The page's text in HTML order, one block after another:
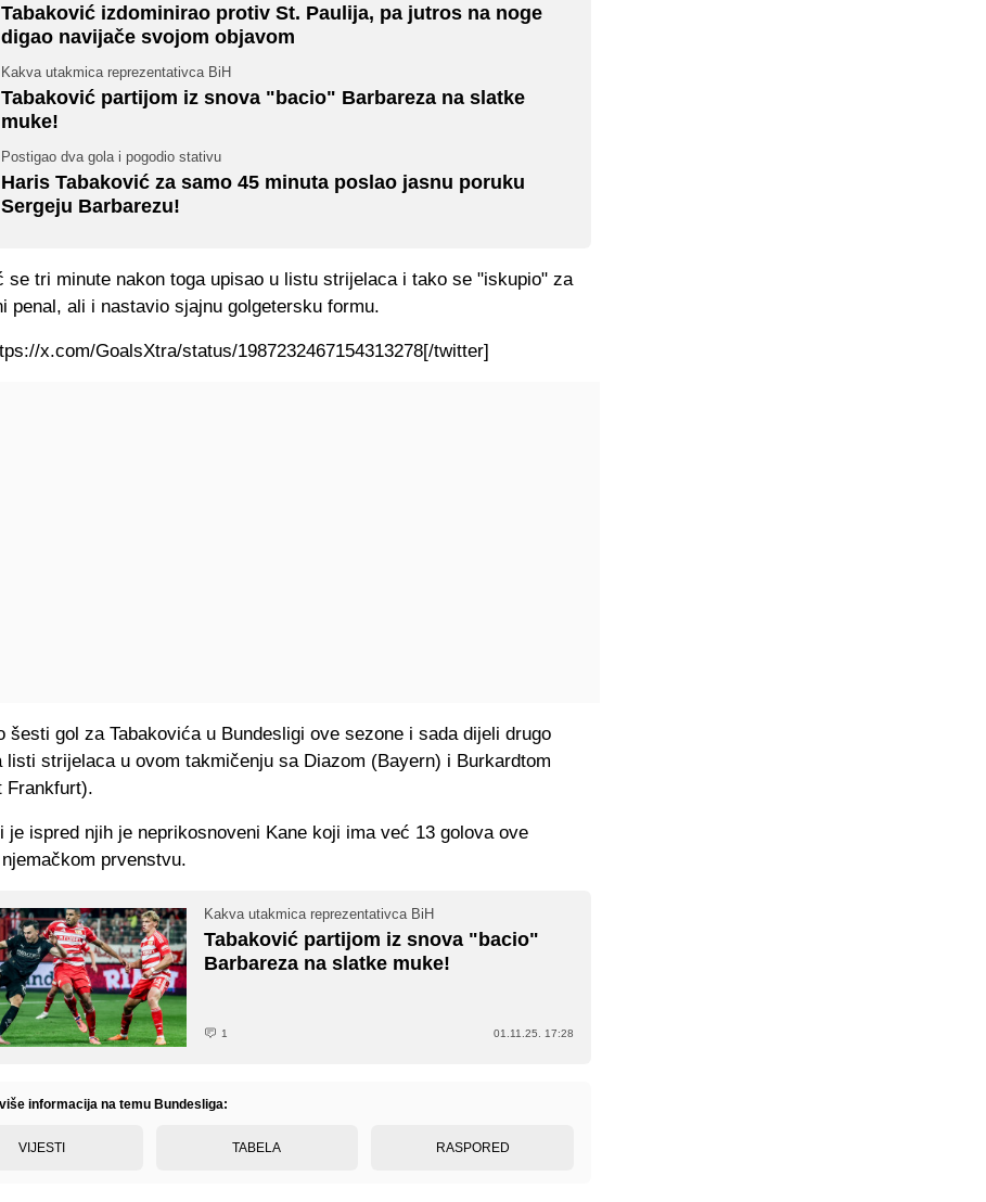
Tabaković izdominirao protiv St. Paulija, pa jutros na noge
digao navijače svojom objavom
Kakva utakmica reprezentativca BiH
Tabaković partijom iz snova "bacio" Barbareza na slatke
muke!
Postigao dva gola i pogodio stativu
Haris Tabaković za samo 45 minuta poslao jasnu poruku
Sergeju Barbarezu!
se tri minute nakon toga upisao u listu strijelaca i tako se "iskupio" za
penal, ali i nastavio sjajnu golgetersku formu.
x.com/GoalsXtra/status/1987232467154313278[/twitter]
šesti gol za Tabakovića u Bundesligi ove sezone i sada dijeli drugo
listi strijelaca u ovom takmičenju sa Diazom (Bayern) i Burkardtom
Frankfurt).
je ispred njih je neprikosnoveni Kane koji ima već 13 golova ove
prvenstvu.
Kakva utakmica reprezentativca BiH
Tabaković partijom iz snova "bacio"
Barbareza na slatke muke!
1 01.11.25. 17:28
informacija na temu Bundesliga:
VIJESTI TABELA RASPORED